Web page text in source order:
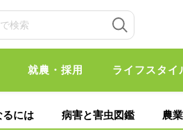
就農・採用 ライフスタイ
るには 病害と害虫図鑑 農